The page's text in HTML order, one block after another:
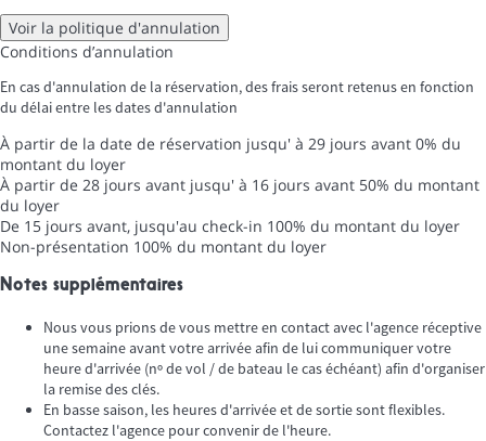
Voir la politique d'annulation
Conditions d’annulation
En cas d'annulation de la réservation, des frais seront retenus en fonction
du délai entre les dates d'annulation
À partir de la date de réservation jusqu' à 29 jours avant 0% du
montant du loyer
À partir de 28 jours avant jusqu' à 16 jours avant 50% du montant
du loyer
De 15 jours avant, jusqu'au check-in 100% du montant du loyer
Non-présentation 100% du montant du loyer
Notes supplémentaires
Nous vous prions de vous mettre en contact avec l'agence réceptive
une semaine avant votre arrivée afin de lui communiquer votre
heure d'arrivée (nº de vol / de bateau le cas échéant) afin d'organiser
la remise des clés.
En basse saison, les heures d'arrivée et de sortie sont flexibles.
Contactez l'agence pour convenir de l'heure.